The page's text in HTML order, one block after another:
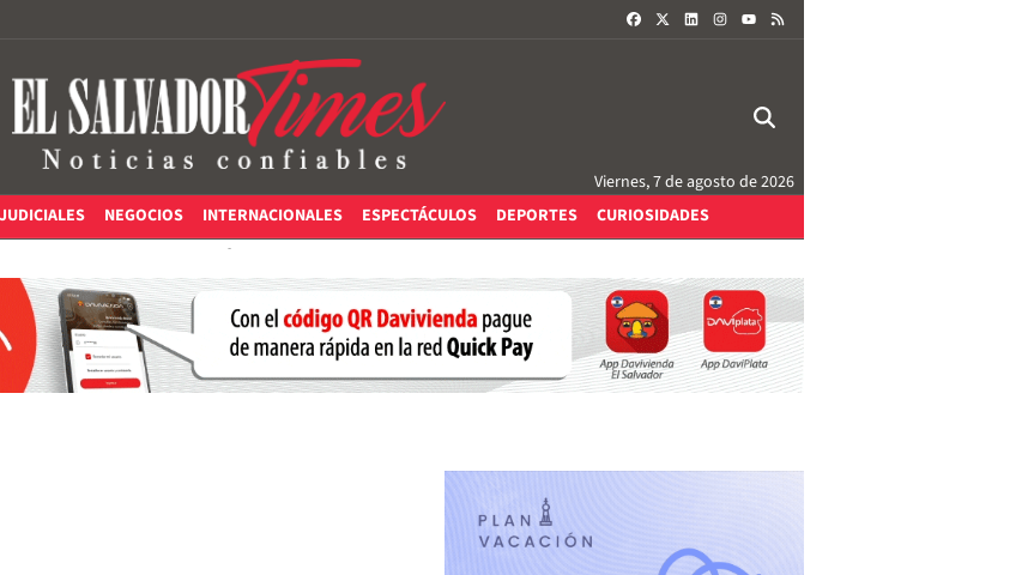
FACEBOOKLINKEDININSTAGRAM
Viernes, 7 de agosto de 2026
JUDICIALES NEGOCIOS INTERNACIONALES ESPECTÁCULOS DEPORTES CURIOSIDADES